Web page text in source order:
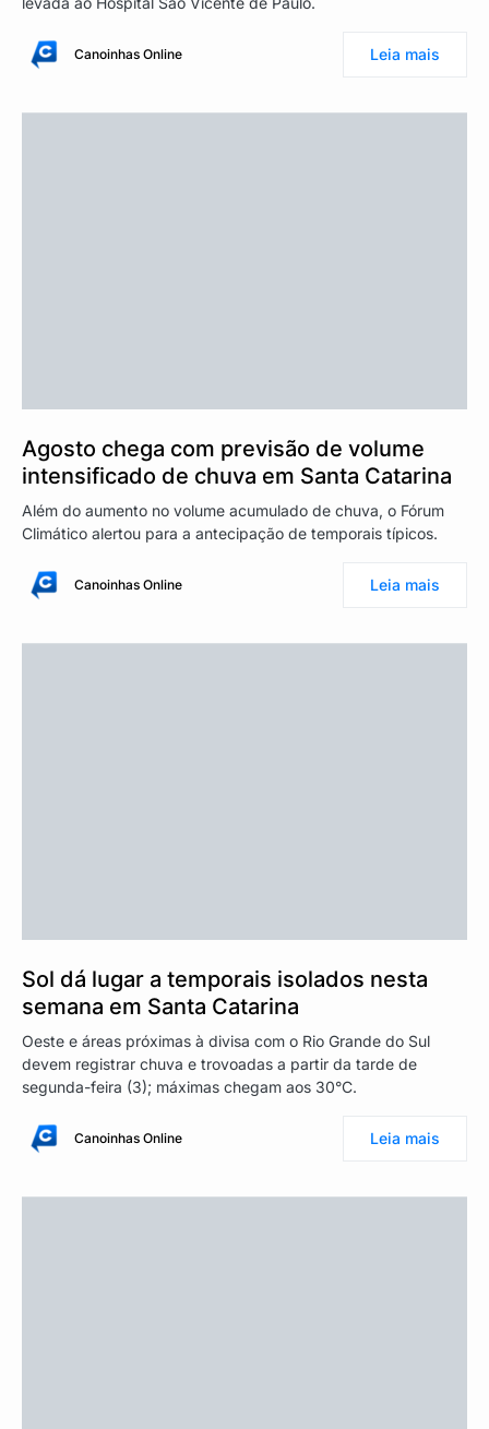
Canoinhas Online Leia mais
Agosto chega com previsão de volume
intensificado de chuva em Santa Catarina
Além do aumento no volume acumulado de chuva, o Fórum
Climático alertou para a antecipação de temporais típicos.
Canoinhas Online Leia mais
Sol dá lugar a temporais isolados nesta
semana em Santa Catarina
Oeste e áreas próximas à divisa com o Rio Grande do Sul
devem registrar chuva e trovoadas a partir da tarde de
segunda-feira (3); máximas chegam aos 30°C.
Canoinhas Online Leia mais